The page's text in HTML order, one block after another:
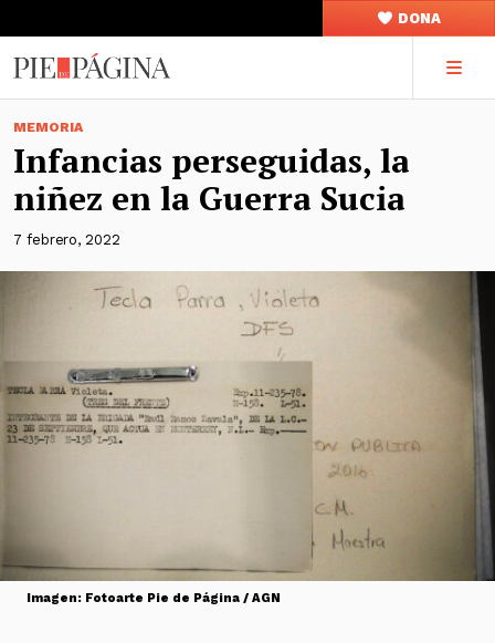
DONA
MEMORIA
Infancias perseguidas, la
niñez en la Guerra Sucia
7 febrero, 2022
Imagen: Fotoarte Pie de Página / AGN